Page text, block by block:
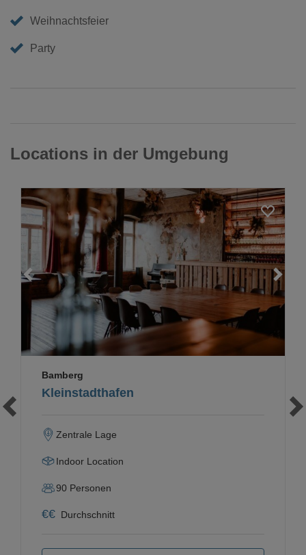
Weihnachtsfeier
Party
Locations in der Umgebung
Loading...
Kleinstadthafen
Bamberg
Zentrale Lage
Indoor Location
90 Personen
€€ Durchschnitt